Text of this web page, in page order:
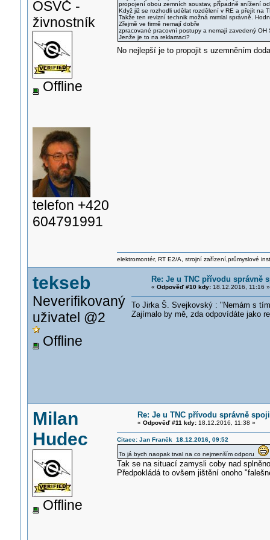
OSVČ -
živnostník
Offline
telefon +420
604791991
propojení obou zemních soustav, případně snížení
Když již se rozhodli udělat rozdělení v RE a přejít na
Takže ten revizní technik možná mrmlal správně.
Zřejmě ve firmě nemají dobře
zpracované pracovní postupy a nemají zavedený OH
Jenže je to na reklamaci?
No nejlepší je to propojit s uzemněním
elektromontér, RT E2/A, strojní zařízení,průmyslové
tekseb
Neverifikovaný
uživatel @2
Offline
Re: Je u TNC přívodu správně
« Odpověď #10 kdy:18.12.2016, 11:16 »
To Jirka Š. Svejkovský : "Nemám s
Zajímalo by mě, zda odpovídáte jako
Milan
Hudec
Offline
Re: Je u TNC přívodu správně
« Odpověď #11 kdy:18.12.2016, 11:38 »
Citace: Jan Franěk 18.12.2016, 09:52
To já bych naopak trval na co nejmenším odporu
Tak se na situací zamysli coby nad
Předpokládá to ovšem jištění onoho